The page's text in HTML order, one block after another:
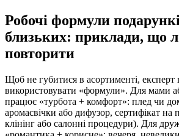
Робочі формули
близьких: приклади, що
повторити
Щоб не губитися в асортименті, експерт
використовувати «формули». Для мами
працює «турбота + комфорт»: плед чи
аромасвічки або дифузор, сертифікат на
клінінг або салонні процедури). Для